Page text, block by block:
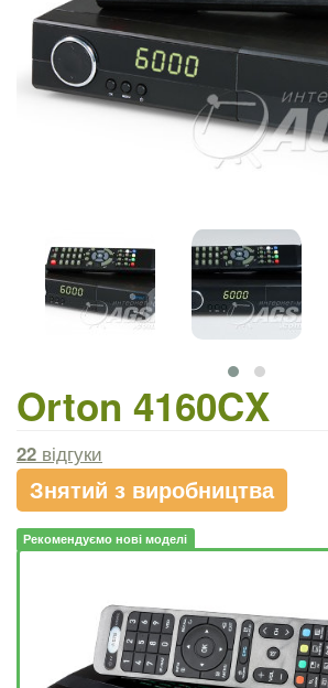
Orton 4160CX
22 відгуки
Знятий з виробництва
Рекомендуємо нові моделі